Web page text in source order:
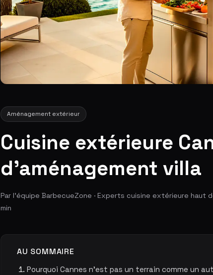
Aménagement extérieur
Cuisine extérieure
d'aménagement villa
Par l'équipe BarbecueZone · Experts cuisine extérieure haut
min
AU SOMMAIRE
Pourquoi Cannes n'est pas un terrain comme un